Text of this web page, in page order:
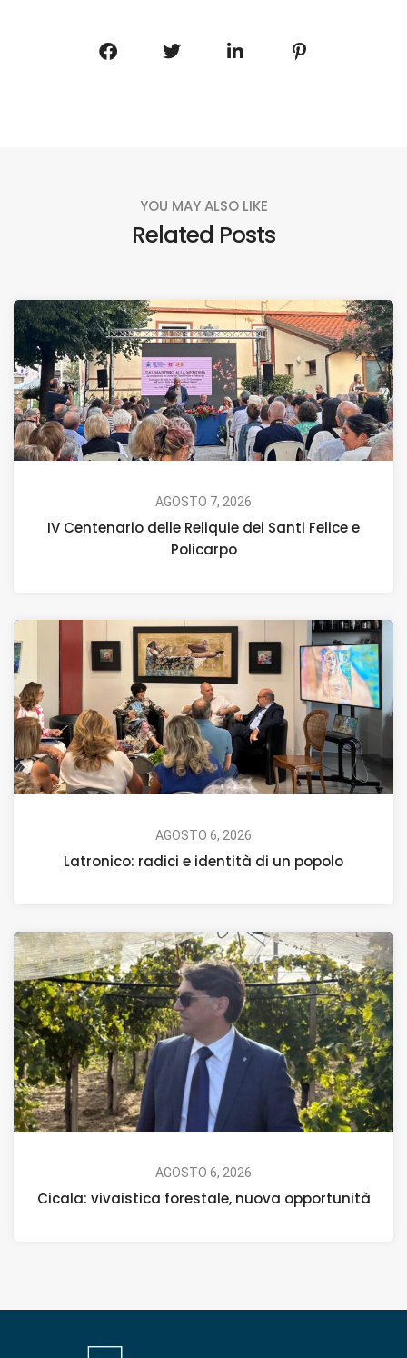
YOU MAY ALSO LIKE
Related Posts
AGOSTO 7, 2026
IV Centenario delle Reliquie dei Santi Felice e
Policarpo
AGOSTO 6, 2026
Latronico: radici e identità di un popolo
AGOSTO 6, 2026
Cicala: vivaistica forestale, nuova opportunità